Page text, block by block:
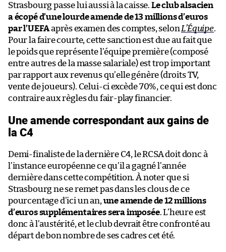
Strasbourg passe lui aussi à la caisse. Le club alsacien
a écopé d’une lourde amende de 13 millions d’euros
par l’UEFAaprès examen des comptes, selon L’Équipe.
Pour la faire courte, cette sanction est due au fait que
le poids que représente l’équipe première (composé
entre autres de la masse salariale) est trop important
par rapport aux revenus qu’elle génère (droits TV,
vente de joueurs). Celui-ci excède 70%, ce qui est donc
contraire aux règles du fair-play financier.
Une amende correspondant aux gains de
la C4
Demi-finaliste de la dernière C4, le RCSA doit donc à
l’instance européenne ce qu’il a gagné l’année
dernière dans cette compétition. À noter que si
Strasbourg ne se remet pas dans les clous de ce
pourcentage d’ici un an, une amende de 12 millions
d’euros supplémentaires sera imposée. L’heure est
donc à l’austérité, et le club devrait être confronté au
départ de bon nombre de ses cadres cet été.